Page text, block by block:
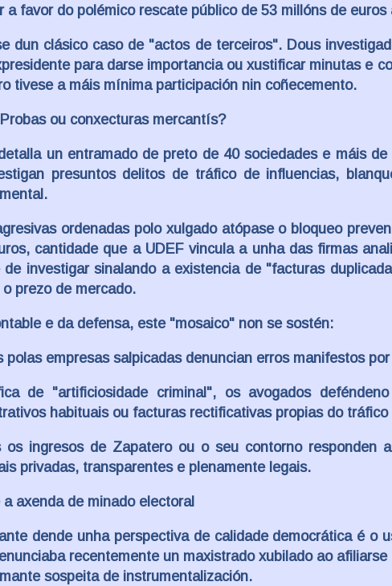
a favor do polémico rescate público de 53 millóns de
dun clásico caso de "actos de terceiros". Dous
para darse importancia ou xustificar minutas e
tivese a máis mínima participación nin coñecemento.
ou conxecturas mercantís?
un entramado de preto de 40 sociedades e máis
presuntos delitos de tráfico de influencias,
ordenadas polo xulgado atópase o bloqueo
cantidade que a UDEF vincula a unha das firmas
investigar sinalando a existencia de "facturas
prezo de mercado.
e da defensa, este "mosaico" non se sostén:
empresas salpicadas denuncian erros manifestos
de "artificiosidade criminal", os avogados
habituais ou facturas rectificativas propias do
ingresos de Zapatero ou o seu contorno responden
privadas, transparentes e plenamente legais.
axenda de minado electoral
dende unha perspectiva de calidade democrática é o
recentemente un maxistrado xubilado ao
sospeita de instrumentalización.